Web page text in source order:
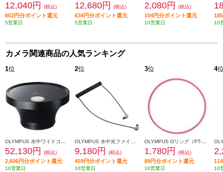
12,040円 (税込)
602円分ポイント還元
5営業日
12,680円 (税込)
634円分ポイント還元
5営業日
2,080円 (税込)
104円分ポイント還元
10営業日 10
カメラ関連商品の人気ランキング
1位
52,130円 (税込)
2,606円分ポイント還元
10営業日
2位
9,180円 (税込)
459円分ポイント還元
10営業日
3位
1,780円 (税込)
89円分ポイント還元
10営業日
4
10